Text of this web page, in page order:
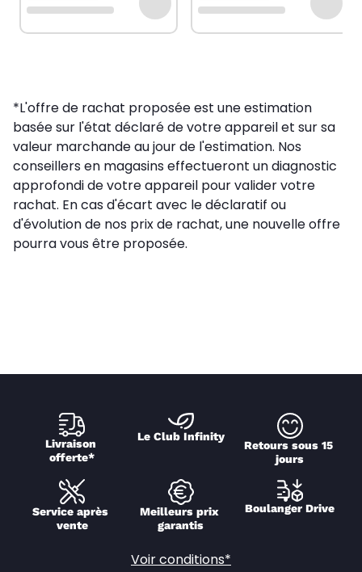
*L'offre de rachat proposée est une estimation
basée sur l'état déclaré de votre appareil et sur sa
valeur marchande au jour de l'estimation. Nos
conseillers en magasins effectueront un diagnostic
approfondi de votre appareil pour valider votre
rachat. En cas d'écart avec le déclaratif ou
d'évolution de nos prix de rachat, une nouvelle offre
pourra vous être proposée.
Livraison
offerte*
Le Club Infinity
Retours sous 15
jours
Service après
vente
Meilleurs prix
garantis
Boulanger Drive
Voir conditions*